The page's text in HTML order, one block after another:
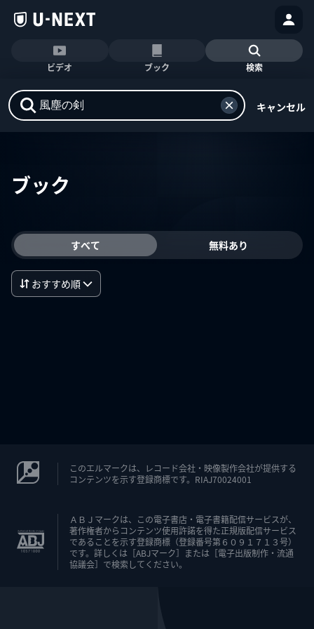
ビデオ ブック 検索
キャンセル
ブック
すべて 無料あり
おすすめ順
このエルマークは、レコード会社・映像製作会社が提供する
コンテンツを示す登録商標です。RIAJ70024001
ＡＢＪマークは、この電子書店・電子書籍配信サービスが、
著作権者からコンテンツ使用許諾を得た正規版配信サービス
であることを示す登録商標（登録番号第６０９１７１３号）
です。詳しくは［ABJマーク］または［電子出版制作・流通
協議会］で検索してください。